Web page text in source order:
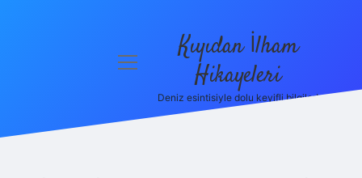
menüyü
Kıyıdan İlham
Hikayeleri
Deniz esintisiyle dolu keyifli bilgiler!